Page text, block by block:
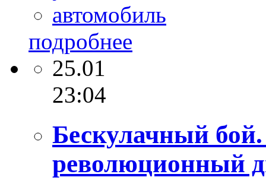
автомобиль
подробнее
25.01
23:04
Бескулачный
революционный